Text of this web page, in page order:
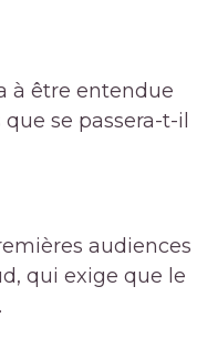
à être entendue
se passera-t-il
audiences
qui exige que le